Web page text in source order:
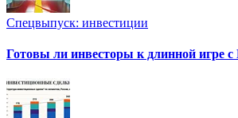
Спецвыпуск: инвестиции
Готовы ли инвесторы к длинной игре